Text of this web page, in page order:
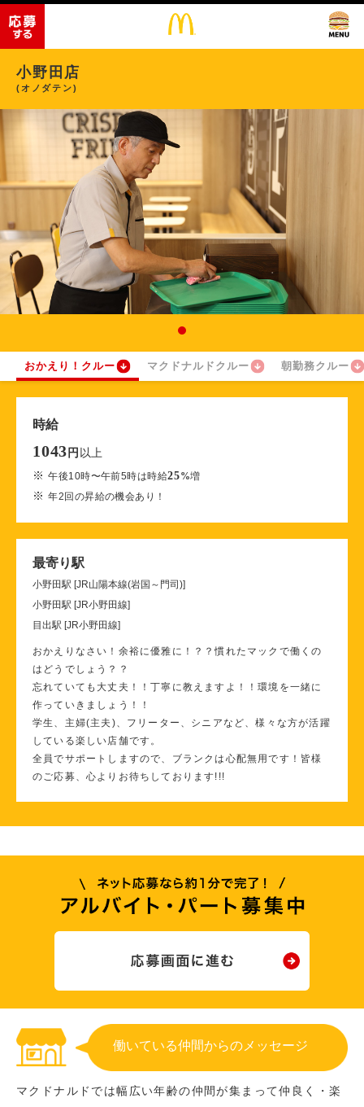
小野田店
(オノダテン)
おかえり！クルー マクドナルドクルー 朝勤務クルー
時給
1043 円 以上
※午後10時〜午前5時は時給25%増
※年2回の昇給の機会あり！
最寄り駅
小野田駅 [JR山陽本線(岩国～門司)]
小野田駅 [JR小野田線]
目出駅 [JR小野田線]
おかえりなさい！余裕に優雅に！？？慣れたマックで働くの
はどうでしょう？？
忘れていても大丈夫！！丁寧に教えますよ！！環境を一緒に
作っていきましょう！！
学生、主婦(主夫)、フリーター、シニアなど、様々な方が活躍
している楽しい店舗です。
全員でサポートしますので、ブランクは心配無用です！皆様
のご応募、心よりお待ちしております!!!
働いている仲間からのメッセージ
マクドナルドでは幅広い年齢の仲間が集まって仲良く・楽